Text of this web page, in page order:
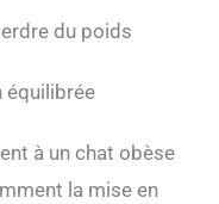
du poids
équilibrée
à un chat obèse
la mise en